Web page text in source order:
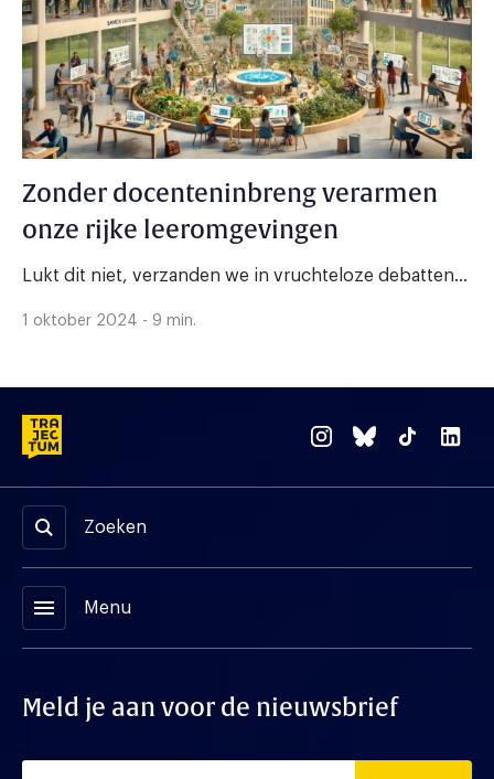
Zonder docenteninbreng verarmen
onze rijke leeromgevingen
Lukt dit niet, verzanden we in vruchteloze debatten...
1 oktober 2024 - 9 min.
Zoeken
menu Menu
Meld je aan voor de nieuwsbrief